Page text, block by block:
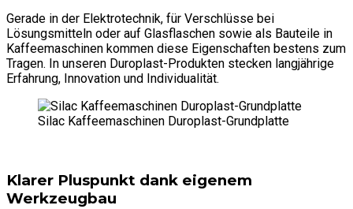
Gerade in der Elektrotechnik, für Verschlüsse bei
Lösungsmitteln oder auf Glasflaschen sowie als Bauteile in
Kaffeemaschinen kommen diese Eigenschaften bestens zum
Tragen. In unseren Duroplast-Produkten stecken langjährige
Erfahrung, Innovation und Individualität.
Silac Kaffeemaschinen Duroplast-Grundplatte
Klarer Pluspunkt dank eigenem
Werkzeugbau